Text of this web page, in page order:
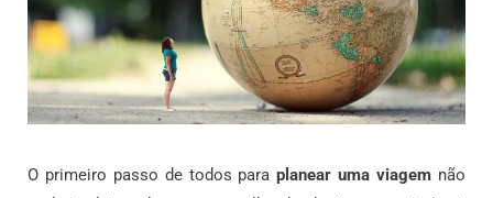
O primeiro passo de todos paraplanear uma viagem não